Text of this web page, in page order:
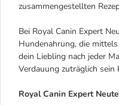
zusammengestellten
Bei Royal Canin Expert
Hundenahrung, die
dein Liebling nach jeder
Verdauung zuträglich sein
Royal Canin Expert